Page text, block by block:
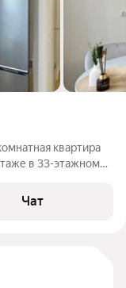
квартира
в 33-этажном
Чат